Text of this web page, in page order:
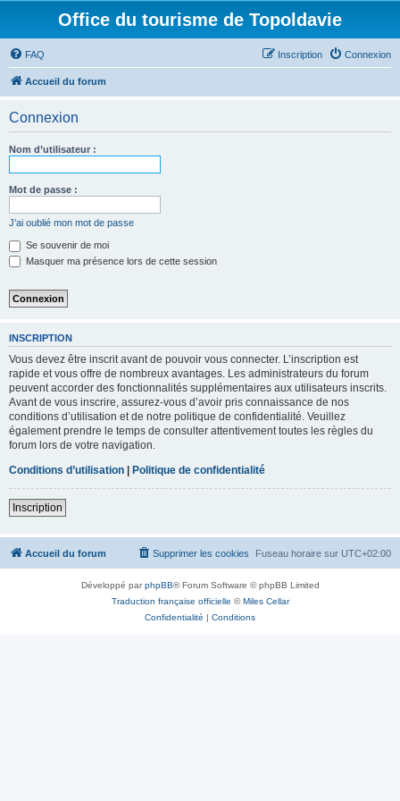
Office du tourisme de Topoldavie
FAQ Connexion
Inscription
Accueil du forum
Connexion
Nom d’utilisateur :
Mot de passe :
J’ai oublié mon mot de passe
Se souvenir de moi
Masquer ma présence lors de cette session
INSCRIPTION
Vous devez être inscrit avant de pouvoir vous connecter. L’inscription est
rapide et vous offre de nombreux avantages. Les administrateurs du forum
peuvent accorder des fonctionnalités supplémentaires aux utilisateurs inscrits.
Avant de vous inscrire, assurez-vous d’avoir pris connaissance de nos
conditions d’utilisation et de notre politique de confidentialité. Veuillez
également prendre le temps de consulter attentivement toutes les règles du
forum lors de votre navigation.
Conditions d’utilisation | Politique de confidentialité
Inscription
Accueil du forum Fuseau horaire sur UTC+02:00
Supprimer les cookies
Développé parphpBB® Forum Software © phpBB Limited
Traduction française officielle ©Miles Cellar
Confidentialité | Conditions